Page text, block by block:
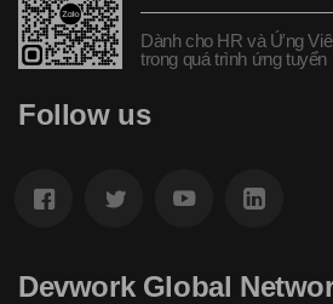
Dành cho HR và Ứng
trong quá trình ứng tuyển
Follow us
Devwork Global